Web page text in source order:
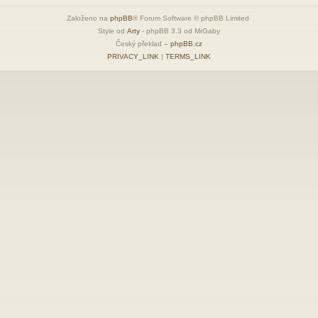
Založeno na phpBB® Forum Software © phpBB Limited
Style od Arty - phpBB 3.3 od MrGaby
Český překlad – phpBB.cz
PRIVACY_LINK | TERMS_LINK